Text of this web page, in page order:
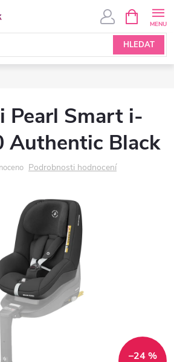
HLEDAT
NÁKUPNÍ
KOŠÍK
Pearl Smart i-
Authentic Black
Podrobnosti hodnocení
–24 %